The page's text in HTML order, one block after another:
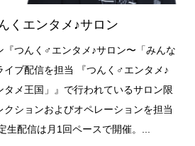
くエンタメ♪サロン
『つんく♂エンタメ♪サロン〜「みんな
イブ配信を担当 『つんく♂エンタメ♪
メ王国」』で行われているサロン限
ションおよびオペレーションを担当
生配信は月1回ペースで開催。...